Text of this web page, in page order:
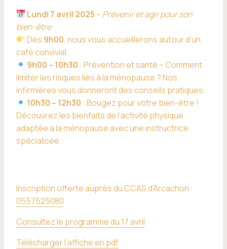
Lundi 7 avril 2025 – Prévenir et agir pour son
bien-être
Dès 9h00, nous vous accueillerons autour d’un
café convivial.
9h00 – 10h30 : Prévention et santé – Comment
limiter les risques liés à la ménopause ? Nos
infirmières vous donneront des conseils pratiques.
10h30 – 12h30 : Bougez pour votre bien-être !
Découvrez les bienfaits de l’activité physique
adaptée à la ménopause avec une instructrice
spécialisée.
Inscription offerte auprès du CCAS d’Arcachon :
0557525080
Consultez le programme du 17 avril
Télécharger l’affiche en pdf